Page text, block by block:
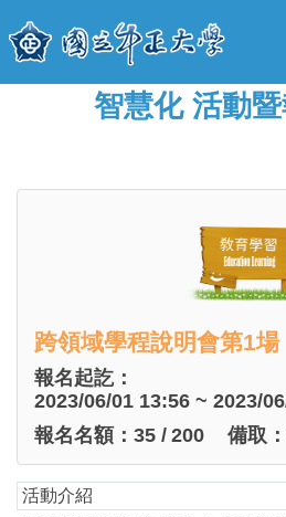
智慧化 活動
跨領域學程說明會第1場
報名起訖：
2023/06/01 13:56 ~ 2023/
報名名額： 35 / 200 備取：
活動介紹